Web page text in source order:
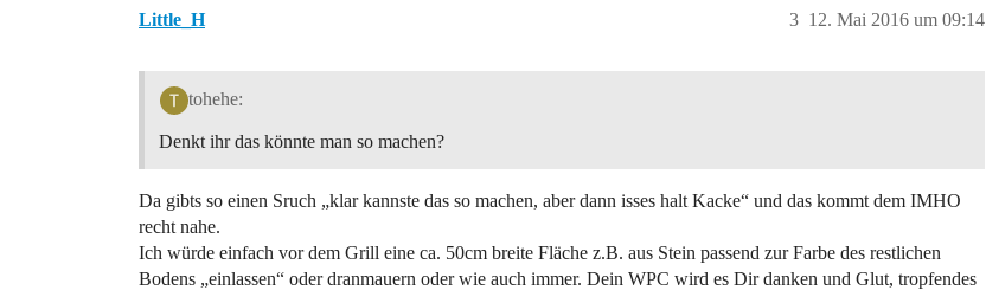
Little_H 12. Mai 2016 um 09:14
3
tohehe:
Denkt ihr das könnte man so machen?
Da gibts so einen Sruch „klar kannste das so machen, aber dann isses halt Kacke“ und das kommt dem IMHO
recht nahe.
Ich würde einfach vor dem Grill eine ca. 50cm breite Fläche z.B. aus Stein passend zur Farbe des restlichen
Bodens „einlassen“ oder dranmauern oder wie auch immer. Dein WPC wird es Dir danken und Glut, tropfendes